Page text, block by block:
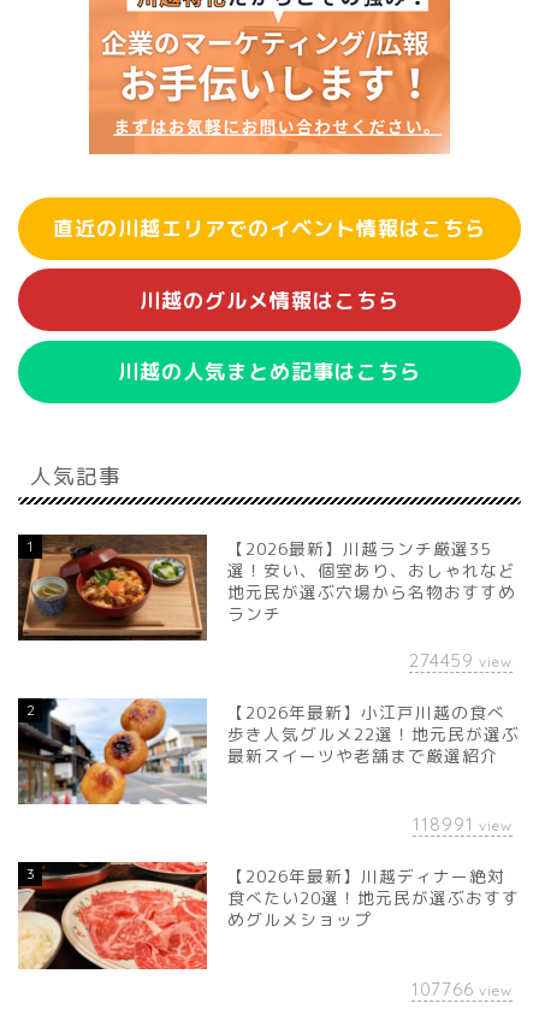
直近の川越エリアでのイベント情報はこちら
川越のグルメ情報はこちら
川越の人気まとめ記事はこちら
人気記事
1
【2026最新】川越ランチ厳選35
選！安い、個室あり、おしゃれなど
地元民が選ぶ穴場から名物おすすめ
ランチ
274459 view
2
【2026年最新】小江戸川越の食べ
歩き人気グルメ22選！地元民が選ぶ
最新スイーツや老舗まで厳選紹介
118991 view
3
【2026年最新】川越ディナー絶対
食べたい20選！地元民が選ぶおすす
めグルメショップ
107766 view